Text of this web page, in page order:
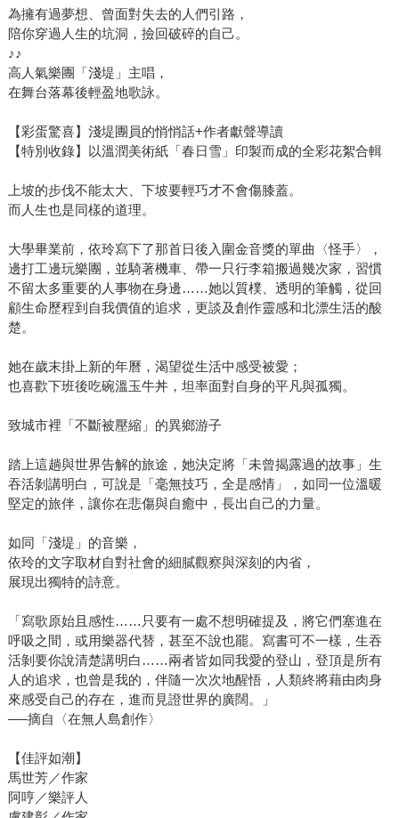
為擁有過夢想、曾面對失去的人們引路，
陪你穿過人生的坑洞，撿回破碎的自己。
♪♪
高人氣樂團「淺堤」主唱，
在舞台落幕後輕盈地歌詠。
【彩蛋驚喜】淺堤團員的悄悄話+作者獻聲導讀
【特別收錄】以溫潤美術紙「春日雪」印製而成的全彩花絮合輯
上坡的步伐不能太大、下坡要輕巧才不會傷膝蓋。
而人生也是同樣的道理。
大學畢業前，依玲寫下了那首日後入圍金音獎的單曲〈怪手〉，
邊打工邊玩樂團，並騎著機車、帶一只行李箱搬過幾次家，習慣
不留太多重要的人事物在身邊……她以質樸、透明的筆觸，從回
顧生命歷程到自我價值的追求，更談及創作靈感和北漂生活的酸
楚。
她在歲末掛上新的年曆，渴望從生活中感受被愛；
也喜歡下班後吃碗溫玉牛丼，坦率面對自身的平凡與孤獨。
致城市裡「不斷被壓縮」的異鄉游子
踏上這趟與世界告解的旅途，她決定將「未曾揭露過的故事」生
吞活剝講明白，可說是「毫無技巧，全是感情」，如同一位溫暖
堅定的旅伴，讓你在悲傷與自癒中，長出自己的力量。
如同「淺堤」的音樂，
依玲的文字取材自對社會的細膩觀察與深刻的內省，
展現出獨特的詩意。
「寫歌原始且感性……只要有一處不想明確提及，將它們塞進在
呼吸之間，或用樂器代替，甚至不說也罷。寫書可不一樣，生吞
活剝要你說清楚講明白……兩者皆如同我愛的登山，登頂是所有
人的追求，也曾是我的，伴隨一次次地醒悟，人類終將藉由肉身
來感受自己的存在，進而見證世界的廣闊。」
──摘自〈在無人島創作〉
【佳評如潮】
馬世芳／作家
阿哼／樂評人